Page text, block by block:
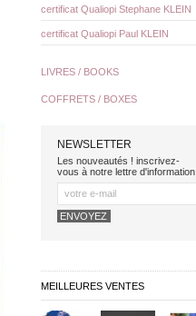
certificat Qualiopi Stephane KLEIN
certificat Qualiopi Paul KLEIN
LIVRES / BOOKS
COFFRETS / BOXES
NEWSLETTER
Les nouveautés ! inscrivez-
vous à notre lettre d'information
MEILLEURES VENTES